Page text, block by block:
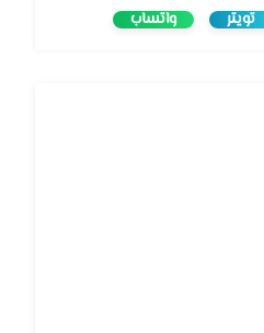
تويتر واتساب